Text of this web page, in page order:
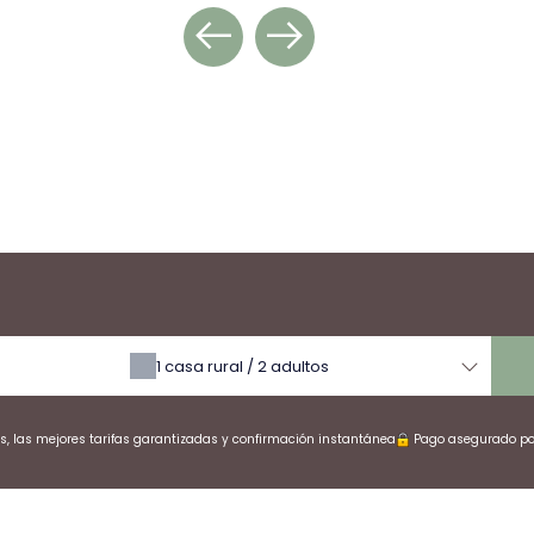
1 casa rural /2adultos
las mejores tarifas garantizadas y confirmación instantánea Pago asegurado